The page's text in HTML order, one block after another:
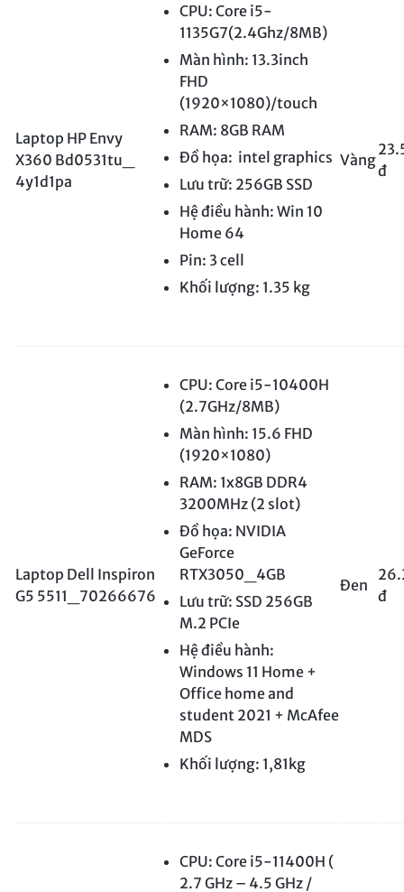
Laptop HP Envy
X360 Bd0531tu_
4y1d1pa
CPU: Core i5-
1135G7(2.4Ghz/8MB)
Màn hình: 13.3inch
FHD
(1920×1080)/touch
RAM: 8GB RAM
Đồ họa: intel graphics
Lưu trữ: 256GB SSD
Hệ điều hành: Win 10
Home 64
Pin: 3 cell
Khối lượng: 1.35 kg
Vàng
đ
Laptop Dell Inspiron
G5 5511_70266676
CPU: Core i5-10400H
(2.7GHz/8MB)
Màn hình: 15.6 FHD
(1920×1080)
RAM: 1x8GB DDR4
3200MHz (2 slot)
Đồ họa: NVIDIA
GeForce
RTX3050_4GB
Lưu trữ: SSD 256GB
M.2 PCIe
Hệ điều hành:
Windows 11 Home +
Office home and
student 2021 + McAfee
MDS
Khối lượng: 1,81kg
Đen
đ
CPU: Core i5-11400H (
2.7 GHz – 4.5 GHz /